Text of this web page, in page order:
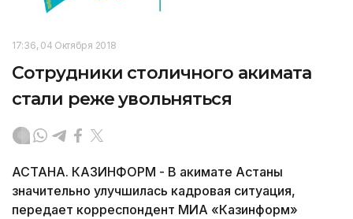
17:36, 04 Октября 2018
Сотрудники столичного акимата
стали реже увольняться
АСТАНА. КАЗИНФОРМ - В акимате Астаны
значительно улучшилась кадровая ситуация,
передает корреспондент МИА «Казинформ»